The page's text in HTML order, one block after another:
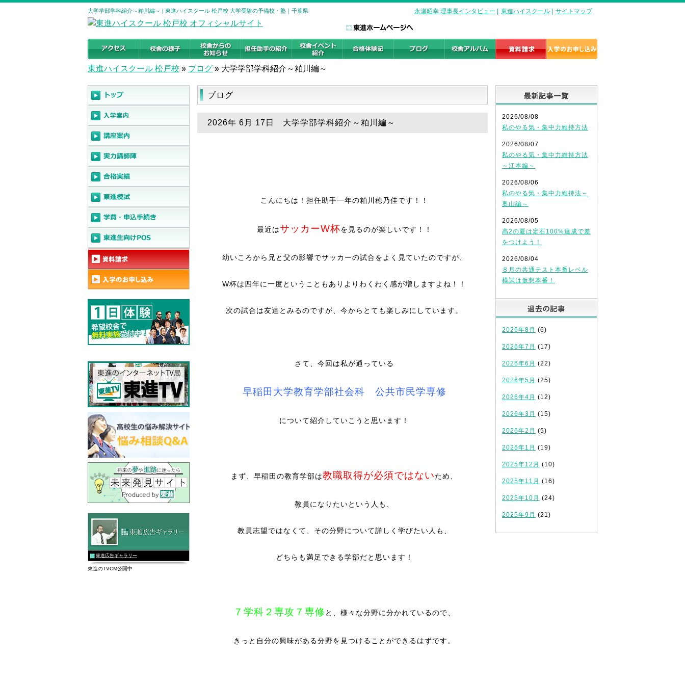
大学学部学科紹介～粕川編～ | 東進ハイスクール 松戸校 大学受験の予備校・塾｜千葉県 永瀬昭幸 理事長インタビュー 東進ハイスクール サイトマップ
東進ハイスクール 松戸校 » ブログ » 大学学部学科紹介～粕川編～
ブログ
2026年 6月 17日 大学学部学科紹介～粕川編～
こんにちは！担任助手一年の粕川穂乃佳です！！
最近はサッカーW杯を見るのが楽しいです！！
幼いころから兄と父の影響でサッカーの試合をよく見ていたのですが、
W杯は四年に一度ということもありよりわくわく感が増しますよね！！
次の試合は友達とみるのですが、今からとても楽しみにしています。
さて、今回は私が通っている
早稲田大学教育学部社会科 公共市民学専修
について紹介していこうと思います！
まず、早稲田の教育学部は教職取得が必須ではないため、
教員になりたいという人も、
教員志望ではなくて、その分野について詳しく学びたい人も、
どちらも満足できる学部だと思います！
７学科２専攻７専修 と、様々な分野に分かれているので、
きっと自分の興味がある分野を見つけることができるはずです。
2026/08/08
私のやる気・集中力維持方法
2026/08/07
私のやる気・集中力維持方法
～江本編～
2026/08/06
私のやる気・集中力維持法～
奥山編～
2026/08/05
高2の夏は定石100%達成で差
をつけよう！
2026/08/04
８月の共通テスト本番レベル
模試は仮想本番！
2026年8月 (6)
2026年7月 (17)
2026年6月 (22)
2026年5月 (25)
2026年4月 (12)
2026年3月 (15)
2026年2月 (5)
2026年1月 (19)
2025年12月 (10)
2025年11月 (16)
2025年10月 (24)
2025年9月 (21)
東進広告ギャラリー
東進のTVCM公開中